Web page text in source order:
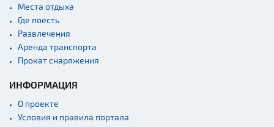
Места отдыха
Где поесть
Развлечения
Аренда транспорта
Прокат снаряжения
ИНФОРМАЦИЯ
О проекте
Условия и правила портала